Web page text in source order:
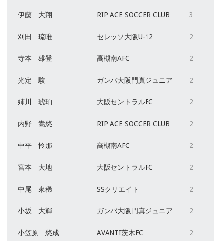
伊藤 大翔 RIP ACE SOCCER CLUB 3
刈田 琉唯 セレッソ大阪U-12 2
寺本 雄登 高槻南AFC 2
光定 駿 ガンバ大阪門真ジュニア 2
姉川 琥珀 大阪セントラルFC 2
内野 嵩悠 RIP ACE SOCCER CLUB 2
中平 怜那 高槻南AFC 2
宮本 大地 大阪セントラルFC 2
中尾 來稀 SSクリエイト 2
小坂 大輝 ガンバ大阪門真ジュニア 2
小笠原 悠成 AVANTI茨木FC 2